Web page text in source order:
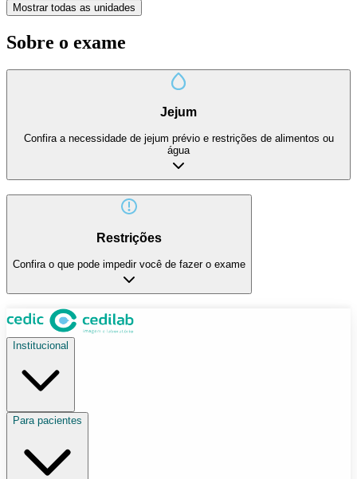
Mostrar todas as unidades
Sobre o exame
Jejum
Confira a necessidade de jejum prévio e restrições de alimentos ou
água
Restrições
Confira o que pode impedir você de fazer o exame
Institucional
Para pacientes